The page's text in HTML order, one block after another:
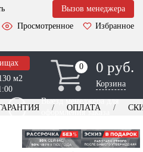
Вызов менеджера
Просмотренное
Избранное
м2
0
0 0 руб.
Корзина
Выезд менеджера для
оформления заказа
ОПЛАТА